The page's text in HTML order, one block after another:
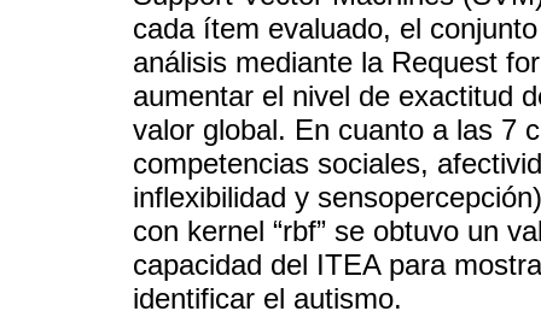
cada ítem evaluado, el
análisis mediante la Request
aumentar el nivel de exactitud
valor global. En cuanto a las 7
competencias sociales,
inflexibilidad y
con kernel “rbf” se obtuvo un
capacidad del ITEA para
identificar el autismo.